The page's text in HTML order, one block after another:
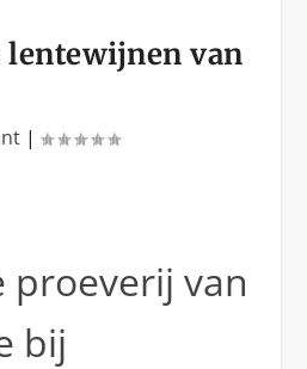
lentewijnen van
|
proeverij van
bij